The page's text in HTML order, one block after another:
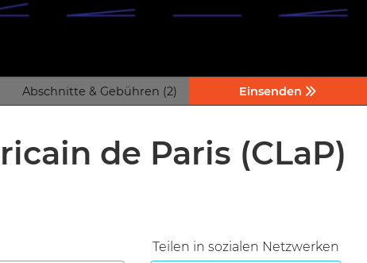
Abschnitte & Gebühren (2) Einsenden
de Paris (CLaP)
Teilen in sozialen Netzwerken